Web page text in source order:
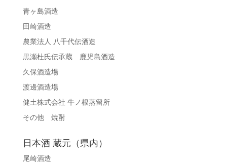
青ヶ島酒造
田崎酒造
農業法人 八千代伝酒造
黒瀬杜氏伝承蔵 鹿児島酒造
久保酒造場
渡邊酒造場
健土株式会社 牛ノ根蒸留所
その他 焼酎
日本酒 蔵元（県内）
尾崎酒造